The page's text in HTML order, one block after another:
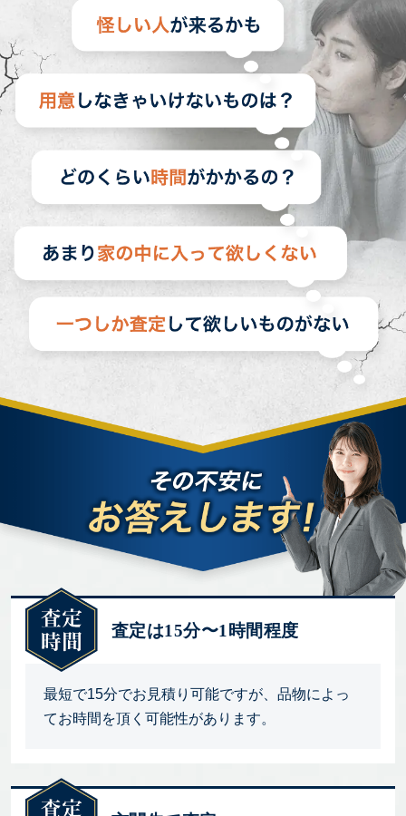
査定は15分〜1時間程度
最短で15分でお見積り可能ですが、品物によっ
てお時間を頂く可能性があります。